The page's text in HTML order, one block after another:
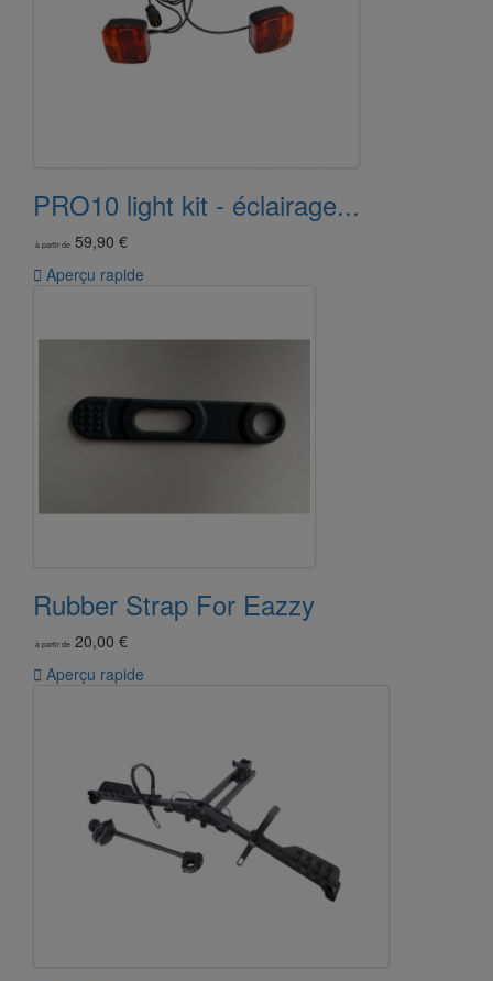
PRO10 light kit - éclairage...
à partir de 59,90 €
 Aperçu rapide
Rubber Strap For Eazzy
à partir de 20,00 €
 Aperçu rapide